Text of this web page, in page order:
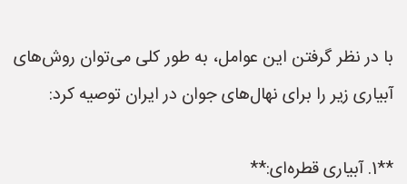
با در نظر گرفتن این عوامل، به طور کلی می‌توان روش‌های
آبیاری زیر را برای نهال‌های جوان در ایران توصیه کرد:
**1. آبیاری قطره‌ای:**